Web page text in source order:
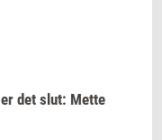
er det slut: Mette